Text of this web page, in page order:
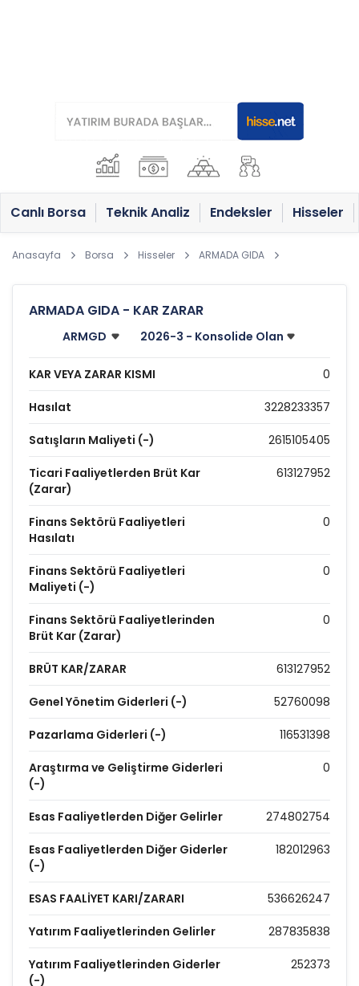
Canlı Borsa Teknik Analiz Endeksler Hisseler
Anasayfa Borsa Hisseler ARMADA GIDA
ARMADA GIDA - KAR ZARAR
KAR VEYA ZARAR KISMI 0
Hasılat 3228233357
Satışların Maliyeti (-) 2615105405
Ticari Faaliyetlerden Brüt Kar
(Zarar)
613127952
Finans Sektörü Faaliyetleri
Hasılatı
0
Finans Sektörü Faaliyetleri
Maliyeti (-)
0
Finans Sektörü Faaliyetlerinden
Brüt Kar (Zarar)
0
BRÜT KAR/ZARAR 613127952
Genel Yönetim Giderleri (-) 52760098
Pazarlama Giderleri (-) 116531398
Araştırma ve Geliştirme Giderleri
(-)
0
Esas Faaliyetlerden Diğer Gelirler 274802754
Esas Faaliyetlerden Diğer Giderler
(-)
182012963
ESAS FAALİYET KARI/ZARARI 536626247
Yatırım Faaliyetlerinden Gelirler 287835838
Yatırım Faaliyetlerinden Giderler
(-)
252373